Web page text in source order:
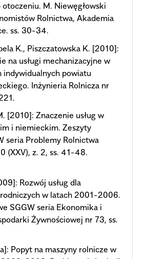
M. Niewęgłowski
Rolnictwa, Akademia
ss. 30-34.
K., Piszczatowska K. [2010]:
na usługi mechanizacyjne w
indywidualnych powiatu
Inżynieria Rolnicza nr
[2010]: Znaczenie usług w
i niemieckim. Zeszyty
seria Problemy Rolnictwa
(XXV), z. 2, ss. 41-48.
Rozwój usług dla
w latach 2001-2006.
SGGW seria Ekonomika i
Żywnościowej nr 73, ss.
Popyt na maszyny rolnicze w